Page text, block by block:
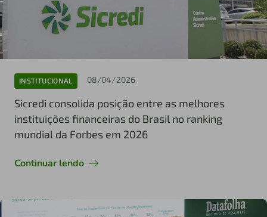
INSTITUCIONAL 08/04/2026
Sicredi consolida posição entre as melhores
instituições financeiras do Brasil no ranking
mundial da Forbes em 2026
Continuar lendo